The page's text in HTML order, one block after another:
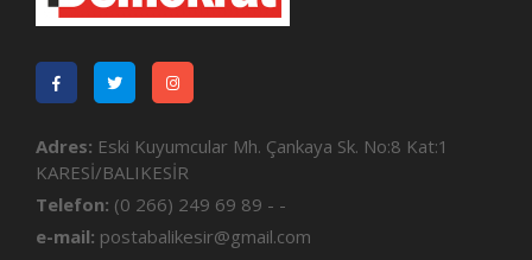
Adres: Eski Kuyumcular Mh. Çankaya Sk. No:8 Kat:1
KARESİ/BALIKESİR
Telefon: (0 266) 249 69 89 - -
e-mail: postabalikesir@gmail.com